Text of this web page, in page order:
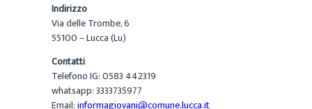
Indirizzo
Via delle Trombe, 6
55100 – Lucca (Lu)
Contatti
Telefono IG: 0583 442319
whatsapp: 3333735977
Email:informagiovani@comune.lucca.it